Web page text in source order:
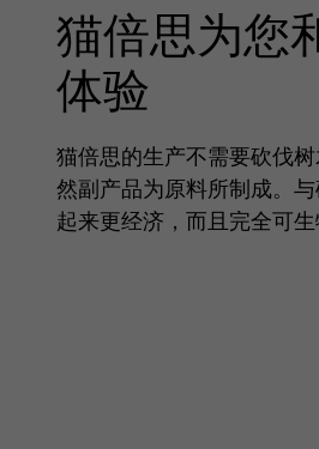
猫倍思为您
体验
猫倍思的生产不需要砍伐
然副产品为原料所制成。
起来更经济，而且完全可生